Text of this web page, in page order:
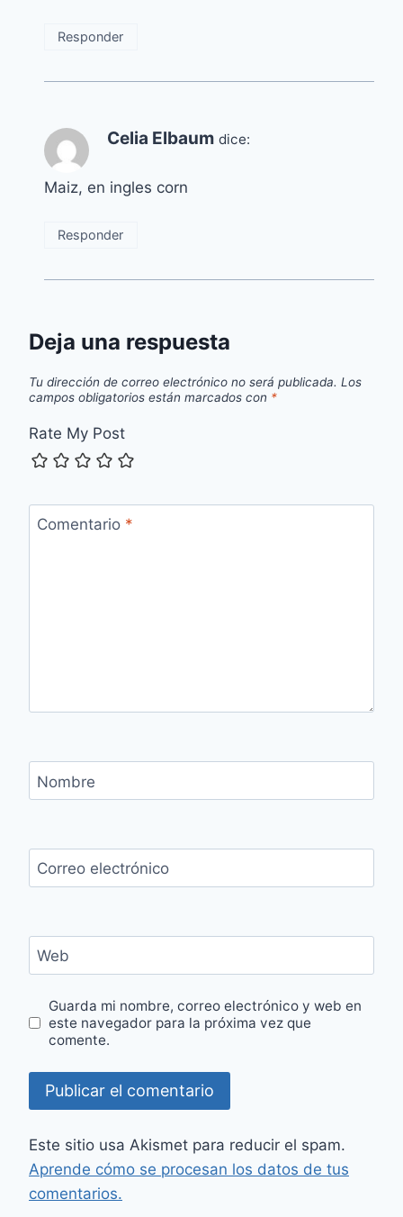
Responder
Celia Elbaum dice:
Maiz, en ingles corn
Responder
Deja una respuesta
Tu dirección de correo electrónico no será publicada. Los
campos obligatorios están marcados con *
Rate My Post
Comentario *
Nombre
Correo electrónico
Web
Guarda mi nombre, correo electrónico y web en
este navegador para la próxima vez que
comente.
Este sitio usa Akismet para reducir el spam.
Aprende cómo se procesan los datos de tus
comentarios.